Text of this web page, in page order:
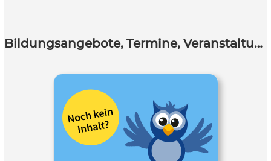
Bildungsangebote, Termine, Veranstaltungen